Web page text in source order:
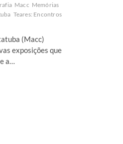
Macc Memórias
Teares: Encontros
(Macc)
exposições que
a…